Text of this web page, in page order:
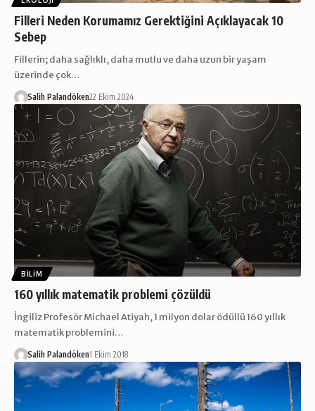
Filleri Neden Korumamız Gerektiğini Açıklayacak 10
Sebep
Fillerin; daha sağlıklı, daha mutlu ve daha uzun bir yaşam
üzerinde çok…
Salih Palandöken22 Ekim 2024
BILIM
160 yıllık matematik problemi çözüldü
İngiliz Profesör Michael Atiyah, 1 milyon dolar ödüllü 160 yıllık
matematik problemini…
Salih Palandöken1 Ekim 2018